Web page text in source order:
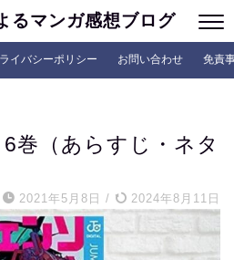
るマンガ感想ブログ
イバシーポリシー お問い合わせ 免責
巻（あらすじ・ネタ
2021年5月8日 / 2024年8月11日